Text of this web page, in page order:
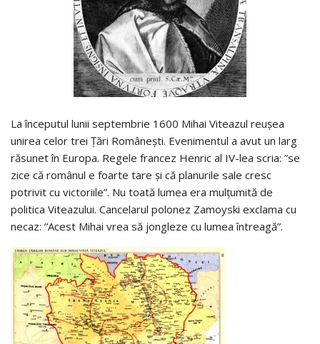
La începutul lunii septembrie 1600 Mihai Viteazul reușea
unirea celor trei Țări Românești. Evenimentul a avut un larg
răsunet în Europa. Regele francez Henric al IV-lea scria: ”se
zice că românul e foarte tare și că planurile sale cresc
potrivit cu victoriile”. Nu toată lumea era mulțumită de
politica Viteazului. Cancelarul polonez Zamoyski exclama cu
necaz: ”Acest Mihai vrea să jongleze cu lumea întreagă”.